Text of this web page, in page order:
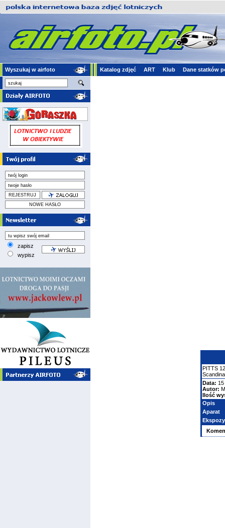
Wyszukaj w airfoto Katalog zdjęć ART Klub Dane statków
zapisz
wypisz
PITTS
Data:
Autor:
Ilość
Opis
Aparat